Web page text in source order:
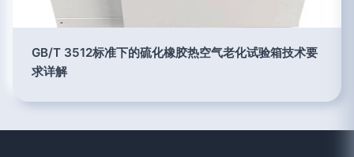
GB/T 3512标准下的硫化橡胶热空气老化试验箱技术要
求详解